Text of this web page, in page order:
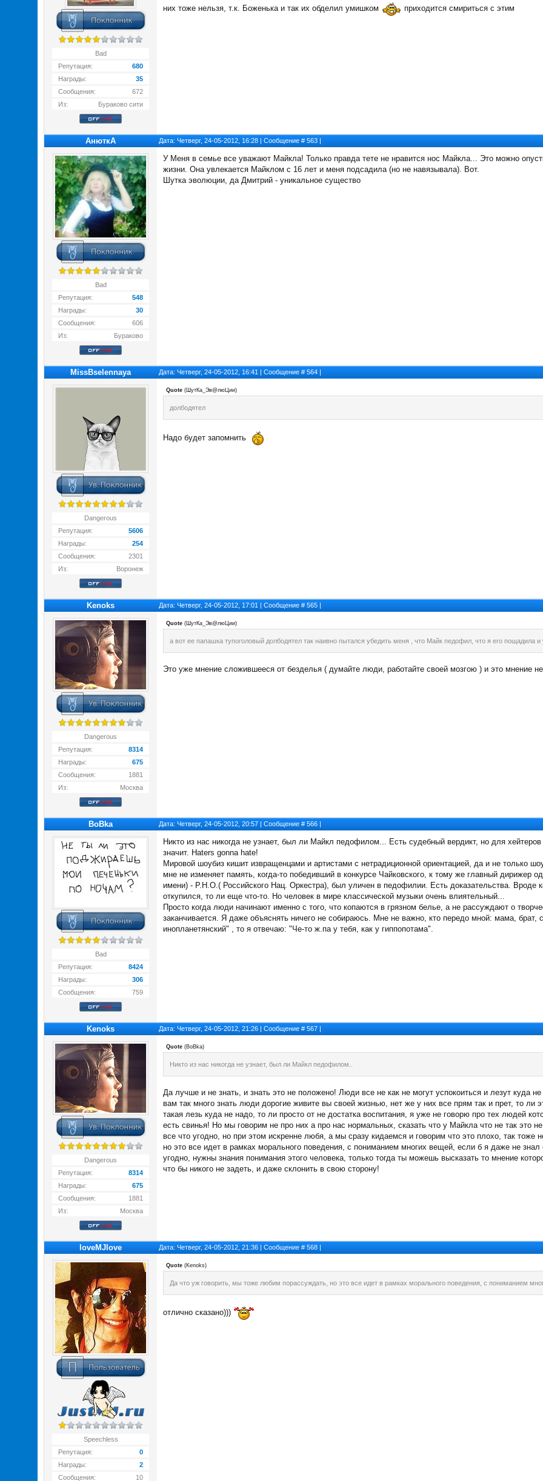
Bad
Репутация:
680
Награды:
35
Сообщения:
672
Из:
Бураково сити
них тоже нельзя, т.к. Боженька и так их обделил умишком
приходится смириться с этим
АнюткA Дата: Четверг, 24-05-2012, 16:28 | Сообщение # 563 |
Bad
Репутация:
548
Награды:
30
Сообщения:
606
Из:
Бураково
У Меня в семье все уважают Майкла! Только правда тете не нравится нос Майкла... Это можно
жизни. Она увлекается Майклом с 16 лет и меня подсадила (но не навязывала). Вот.
Шутка эволюции, да Дмитрий - уникальное существо
MissBselennaya Дата: Четверг, 24-05-2012, 16:41 | Сообщение # 564 |
Dangerous
Репутация:
5606
Награды:
254
Сообщения:
2301
Из:
Воронеж
Quote (ШутКа_Эв@люЦии)
долбодятел
Надо будет запомнить
Kenoks Дата: Четверг, 24-05-2012, 17:01 | Сообщение # 565 |
Dangerous
Репутация:
8314
Награды:
675
Сообщения:
1881
Из:
Москва
Quote (ШутКа_Эв@люЦии)
а вот ее папашка тупоголовый долбодятел так наивно пытался убедить меня , что Майк педофил, что я его пощадила и
Это уже мнение сложившееся от безделья ( думайте люди, работайте своей мозгою ) и это мнение
BoBka Дата: Четверг, 24-05-2012, 20:57 | Сообщение # 566 |
Bad
Репутация:
8424
Награды:
306
Сообщения:
759
Никто из нас никогда не узнает, был ли Майкл педофилом... Есть судебный вердикт, но для
значит. Haters gonna hate!
Мировой шоубиз кишит извращенцами и артистами с нетрадиционной ориентацией, да и не только
мне не изменяет память, когда-то победивший в конкурсе Чайковского, к тому же главный дирижер
имени) - Р.Н.О.( Российского Нац. Оркестра), был уличен в педофилии. Есть доказательства. Вроде
откупился, то ли еще что-то. Но человек в мире классической музыки очень влиятельный...
Просто когда люди начинают именно с того, что копаются в грязном белье, а не рассуждают о
заканчивается. Я даже объяснять ничего не собираюсь. Мне не важно, кто передо мной: мама, брат,
инопланетянский" , то я отвечаю: "Че-то ж.па у тебя, как у гиппопотама".
Kenoks Дата: Четверг, 24-05-2012, 21:26 | Сообщение # 567 |
Dangerous
Репутация:
8314
Награды:
675
Сообщения:
1881
Из:
Москва
Quote (BoBka)
Никто из нас никогда не узнает, был ли Майкл педофилом..
Да лучше и не знать, и знать это не положено! Люди все не как не могут успокоиться и лезут куда
вам так много знать люди дорогие живите вы своей жизнью, нет же у них все прям так и прет, то ли
такая лезь куда не надо, то ли просто от не достатка воспитания, я уже не говорю про тех людей
есть свинья! Но мы говорим не про них а про нас нормальных, сказать что у Майкла что не так это
все что угодно, но при этом искренне любя, а мы сразу кидаемся и говорим что это плохо, так
но это все идет в рамках морального поведения, с пониманием многих вещей, если б я даже не
угодно, нужны знания понимания этого человека, только тогда ты можешь высказать то мнение
что бы никого не задеть, и даже склонить в свою сторону!
loveMJlove Дата: Четверг, 24-05-2012, 21:36 | Сообщение # 568 |
Speechless
Репутация:
0
Награды:
2
Сообщения:
10
Quote (Kenoks)
Да что уж говорить, мы тоже любим порассуждать, но это все идет в рамках морального поведения, с пониманием
отлично сказано)))